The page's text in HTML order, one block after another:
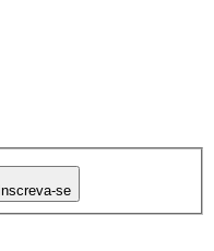
Inscreva-se